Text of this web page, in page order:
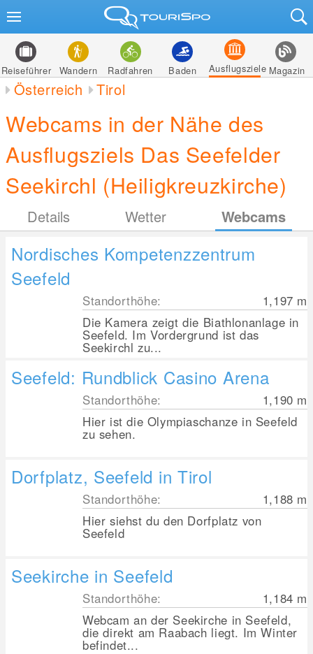
Reiseführer Wandern Radfahren Baden Ausflugsziele Magazin
Österreich Tirol
Webcams in der Nähe des
Ausflugsziels Das Seefelder
Seekirchl (Heiligkreuzkirche)
Details Wetter Webcams
Nordisches Kompetenzzentrum
Seefeld
Standorthöhe: 1,197 m
Die Kamera zeigt die Biathlonanlage in
Seefeld. Im Vordergrund ist das
Seekirchl zu...
Seefeld: Rundblick Casino Arena
Standorthöhe: 1,190 m
Hier ist die Olympiaschanze in Seefeld
zu sehen.
Dorfplatz, Seefeld in Tirol
Standorthöhe: 1,188 m
Hier siehst du den Dorfplatz von
Seefeld
Seekirche in Seefeld
Standorthöhe: 1,184 m
Webcam an der Seekirche in Seefeld,
die direkt am Raabach liegt. Im Winter
befindet...